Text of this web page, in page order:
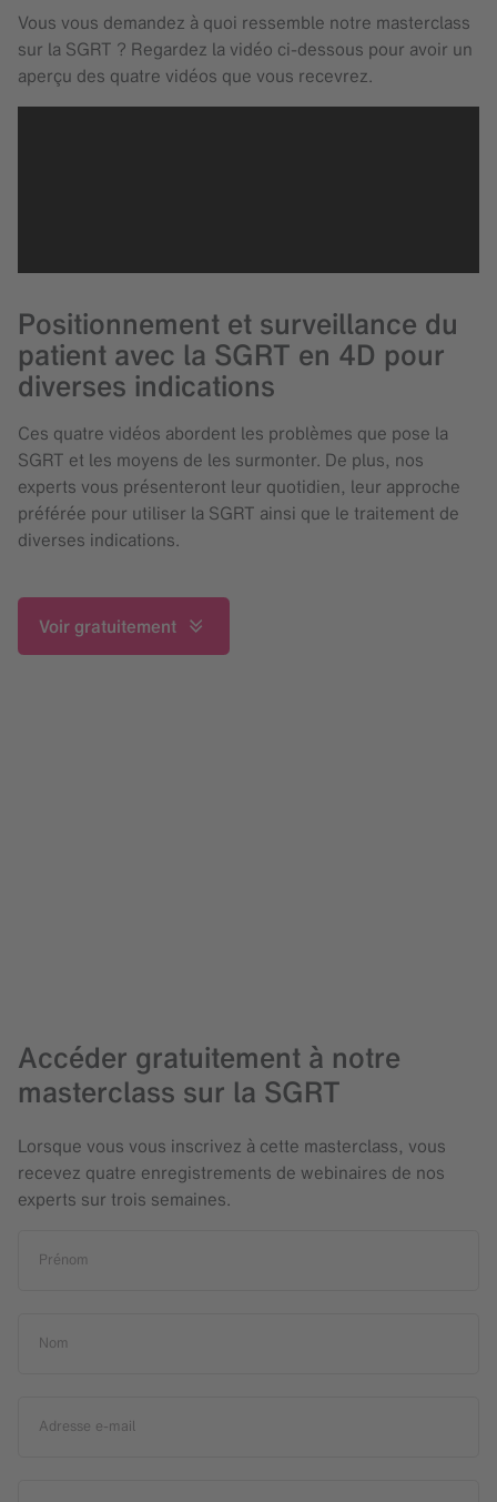
Vous vous demandez à quoi ressemble notre masterclass
sur la SGRT ? Regardez la vidéo ci-dessous pour avoir un
aperçu des quatre vidéos que vous recevrez.
Positionnement et surveillance du
patient avec la SGRT en 4D pour
diverses indications
Ces quatre vidéos abordent les problèmes que pose la
SGRT et les moyens de les surmonter. De plus, nos
experts vous présenteront leur quotidien, leur approche
préférée pour utiliser la SGRT ainsi que le traitement de
diverses indications.
Voir gratuitement
Accéder gratuitement à notre
masterclass sur la SGRT
Lorsque vous vous inscrivez à cette masterclass, vous
recevez quatre enregistrements de webinaires de nos
experts sur trois semaines.
Prénom
Nom
Adresse e-mail